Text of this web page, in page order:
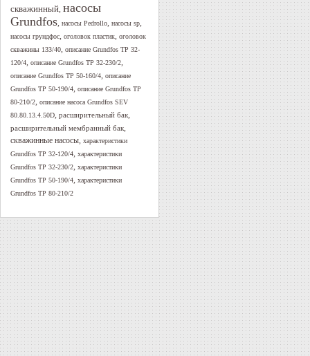
скважинный, насосы
Grundfos, насосы Pedrollo, насосы sp,
насосы грундфос, оголовок пластик, оголовок
скважины 133/40, описание Grundfos TP 32-
120/4, описание Grundfos TP 32-230/2,
описание Grundfos TP 50-160/4, описание
Grundfos TP 50-190/4, описание Grundfos TP
80-210/2, описание насоса Grundfos SEV
80.80.13.4.50D, расширительный бак,
расширительный мембранный бак,
скважинные насосы, характеристики
Grundfos TP 32-120/4, характеристики
Grundfos TP 32-230/2, характеристики
Grundfos TP 50-190/4, характеристики
Grundfos TP 80-210/2